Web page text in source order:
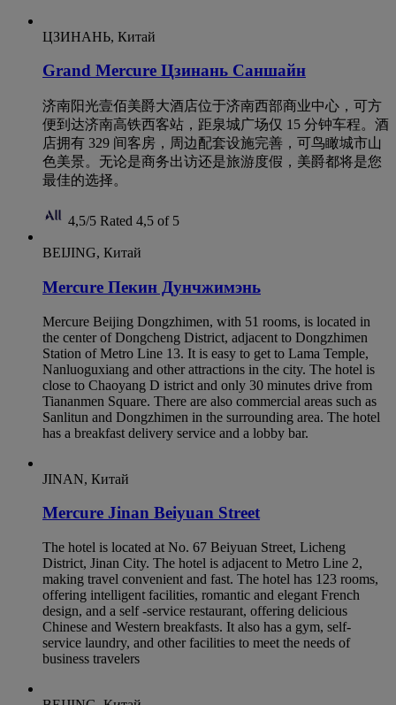
ЦЗИНАНЬ, Китай
Grand Mercure Цзинань Саншайн
济南阳光壹佰美爵大酒店位于济南西部商业中心，可方
便到达济南高铁西客站，距泉城广场仅 15 分钟车程。酒
店拥有 329 间客房，周边配套设施完善，可鸟瞰城市山
色美景。无论是商务出访还是旅游度假，美爵都将是您
最佳的选择。
4,5/5 Rated 4,5 of 5
BEIJING, Китай
Mercure Пекин Дунчжимэнь
Mercure Beijing Dongzhimen, with 51 rooms, is located in
the center of Dongcheng District, adjacent to Dongzhimen
Station of Metro Line 13. It is easy to get to Lama Temple,
Nanluoguxiang and other attractions in the city. The hotel is
close to Chaoyang D istrict and only 30 minutes drive from
Tiananmen Square. There are also commercial areas such as
Sanlitun and Dongzhimen in the surrounding area. The hotel
has a breakfast delivery service and a lobby bar.
JINAN, Китай
Mercure Jinan Beiyuan Street
The hotel is located at No. 67 Beiyuan Street, Licheng
District, Jinan City. The hotel is adjacent to Metro Line 2,
making travel convenient and fast. The hotel has 123 rooms,
offering intelligent facilities, romantic and elegant French
design, and a self -service restaurant, offering delicious
Chinese and Western breakfasts. It also has a gym, self-
service laundry, and other facilities to meet the needs of
business travelers